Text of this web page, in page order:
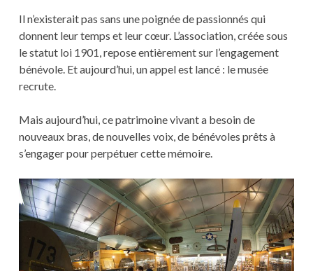
Il n’existerait pas sans une poignée de passionnés qui
donnent leur temps et leur cœur. L’association, créée sous
le statut loi 1901, repose entièrement sur l’engagement
bénévole. Et aujourd’hui, un appel est lancé : le musée
recrute.
Mais aujourd’hui, ce patrimoine vivant a besoin de
nouveaux bras, de nouvelles voix, de bénévoles prêts à
s’engager pour perpétuer cette mémoire.